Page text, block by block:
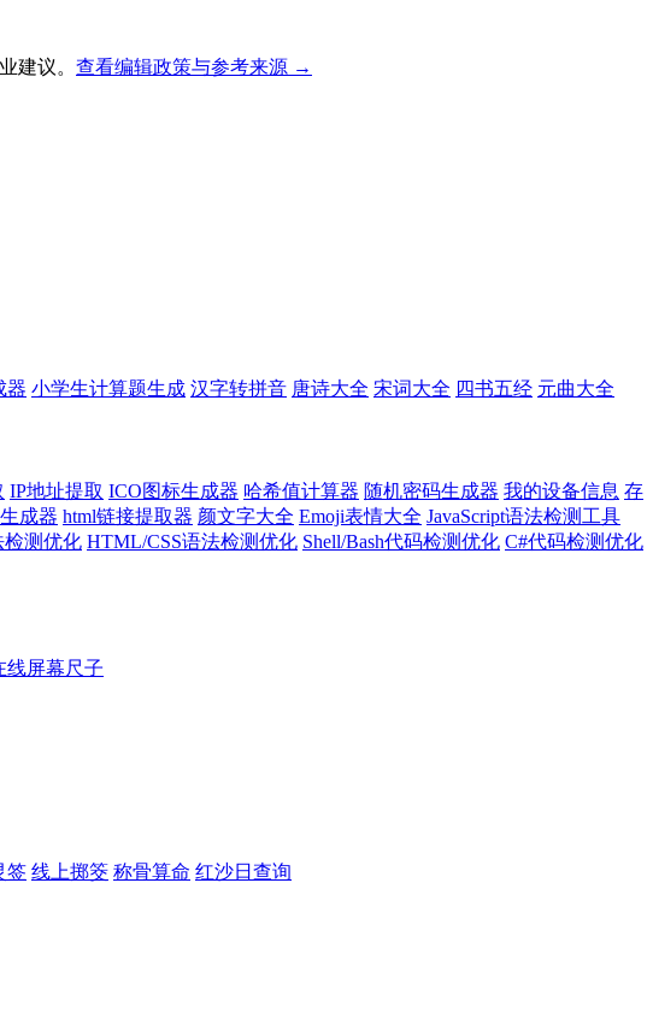
建议。 查看编辑政策与参考来源 →
器 小学生计算题生成 汉字转拼音 唐诗大全 宋词大全 四书五经 元曲大全
IP地址提取 ICO图标生成器 哈希值计算器 随机密码生成器 我的设备信息 存
成器 html链接提取器 颜文字大全 Emoji表情大全 JavaScript语法检测工具
检测优化 HTML/CSS语法检测优化 Shell/Bash代码检测优化 C#代码检测优化
线屏幕尺子
签 线上掷筊 称骨算命 红沙日查询